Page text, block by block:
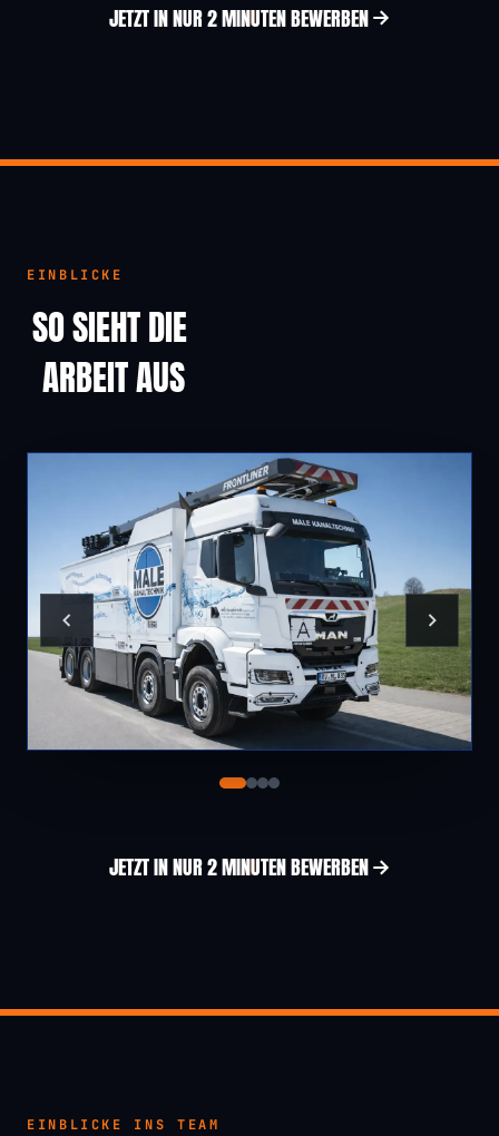
JETZT IN NUR 2 MINUTEN BEWERBEN
EINBLICKE
SO SIEHT DIE
ARBEIT AUS
JETZT IN NUR 2 MINUTEN BEWERBEN
EINBLICKE INS TEAM